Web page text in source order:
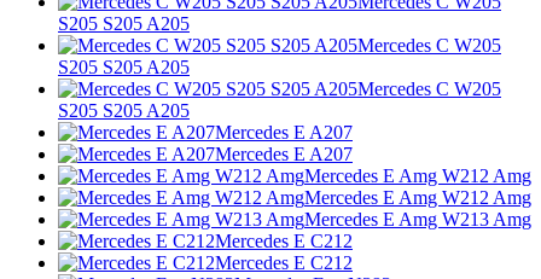
S205 S205 A205
Mercedes C W205
S205 S205 A205
Mercedes C W205
S205 S205 A205
Mercedes E A207
Mercedes E A207
Mercedes E Amg W212 Amg
Mercedes E Amg W212 Amg
Mercedes E Amg W213 Amg
Mercedes E C212
Mercedes E C212